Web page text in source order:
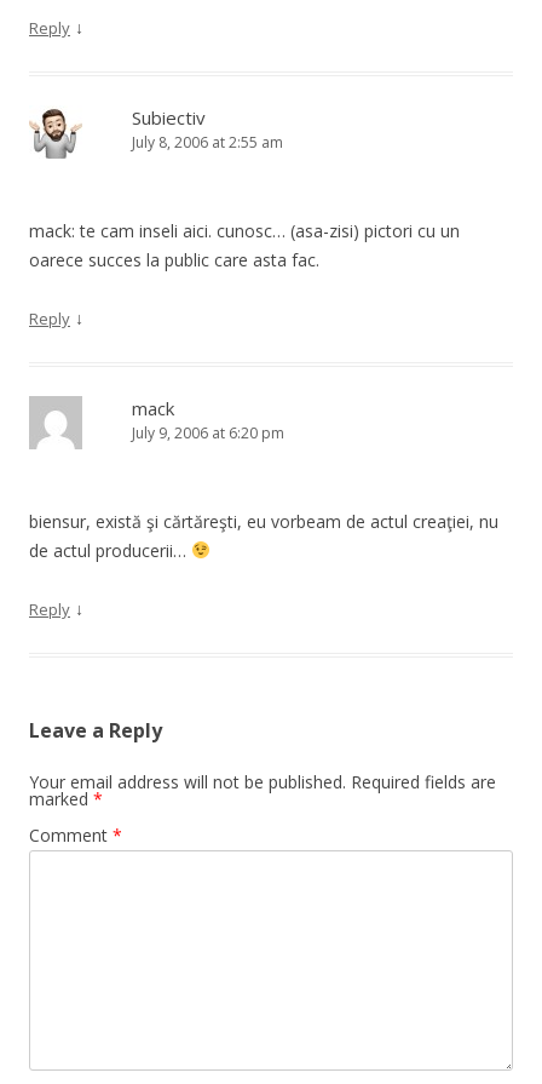
Reply ↓
Subiectiv
July 8, 2006 at 2:55 am
mack: te cam inseli aici. cunosc… (asa-zisi) pictori cu un
oarece succes la public care asta fac.
Reply ↓
mack
July 9, 2006 at 6:20 pm
biensur, există şi cărtăreşti, eu vorbeam de actul creaţiei, nu
de actul producerii…
Reply ↓
Leave a Reply
Your email address will not be published. Required fields are
marked *
Comment *